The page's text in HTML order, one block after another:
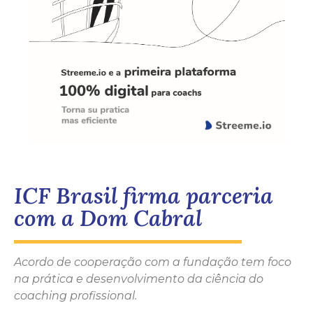
ICF Brasil firma parceria
com a Dom Cabral
Acordo de cooperação com a fundação tem foco
na prática e desenvolvimento da ciência do
coaching profissional.